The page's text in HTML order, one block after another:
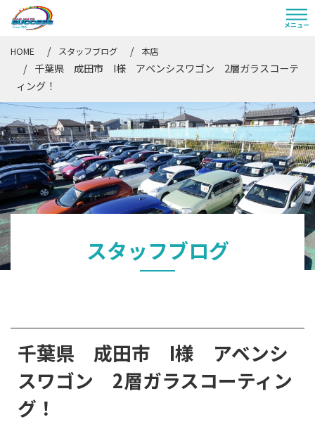
HOME スタッフブログ 本店
千葉県 成田市 I様 アベンシスワゴン 2層ガラスコーテ
ィング！
スタッフブログ
千葉県 成田市 I様 アベンシ
スワゴン 2層ガラスコーティン
グ！